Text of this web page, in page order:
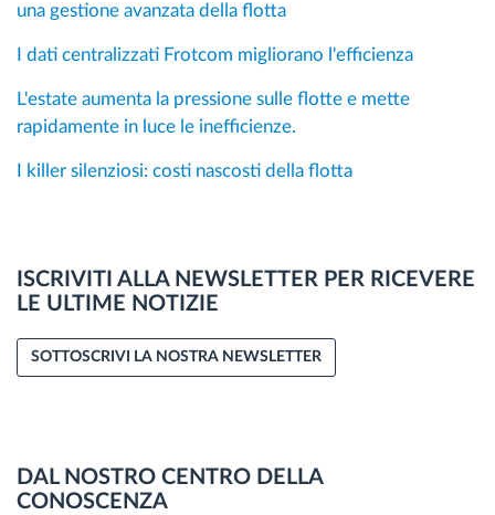
una gestione avanzata della flotta
I dati centralizzati Frotcom migliorano l'efficienza
L'estate aumenta la pressione sulle flotte e mette
rapidamente in luce le inefficienze.
I killer silenziosi: costi nascosti della flotta
ISCRIVITI ALLA NEWSLETTER PER RICEVERE
LE ULTIME NOTIZIE
SOTTOSCRIVI LA NOSTRA NEWSLETTER
DAL NOSTRO CENTRO DELLA
CONOSCENZA